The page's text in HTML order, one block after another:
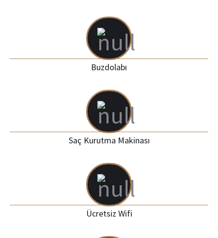
Buzdolabı
Saç Kurutma Makinası
Ücretsiz Wifi